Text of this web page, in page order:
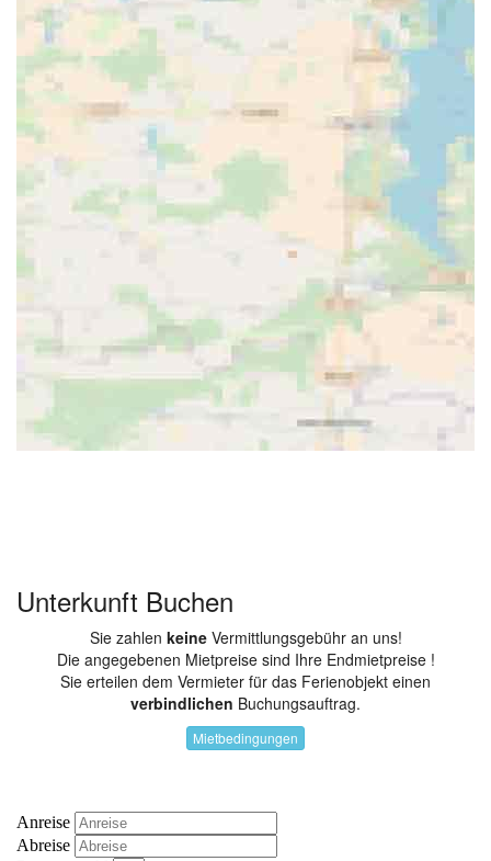
Unterkunft Buchen
Sie zahlen keineVermittlungsgebühr an uns!
Die angegebenen Mietpreise sind Ihre Endmietpreise !
Sie erteilen dem Vermieter für das Ferienobjekt einen
verbindlichen Buchungsauftrag.
Mietbedingungen